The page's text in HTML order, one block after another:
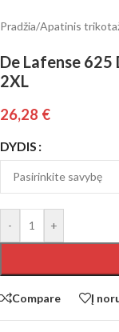
Pradžia/Apatinis
De Lafense 625
2XL
26,28 €
DYDIS
- +
Compare Į